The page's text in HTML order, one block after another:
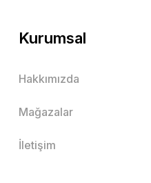
Kurumsal
Hakkımızda
Mağazalar
İletişim